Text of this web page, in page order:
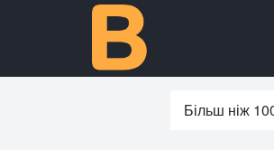
Більш ніж